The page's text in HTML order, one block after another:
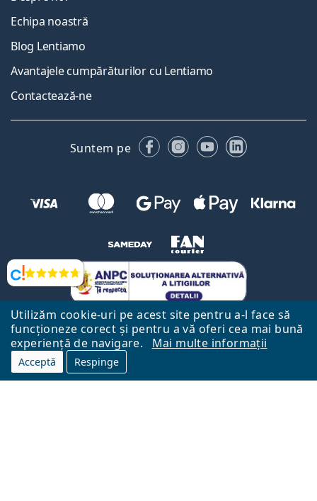
Utilizăm cookie-uri pe acest site pentru a-l face să
funcționeze corect și pentru a vă oferi cea mai bună
experiență de navigare.
Mai multe informații
Acceptă Respinge
Opinii
Echipa noastră
Blog Lentiamo
Avantajele cumpărăturilor cu Lentiamo
Contactează-ne
Suntem pe FacebookInstagram
YouTubeLinkedIn
Către Pagina Principală
Mai sus